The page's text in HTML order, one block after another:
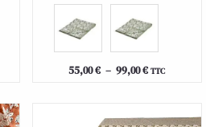
55,00€ – 99,00€ TTC